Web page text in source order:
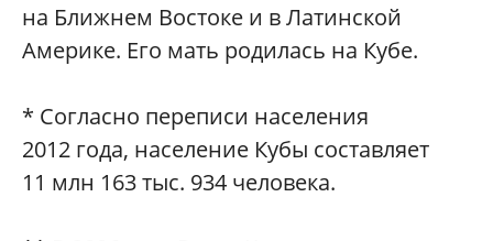
на Ближнем Востоке и в Латинской
Америке. Его мать родилась на Кубе.
* Cогласно переписи населения
2012 года, население Кубы составляет
11 млн 163 тыс. 934 человека.